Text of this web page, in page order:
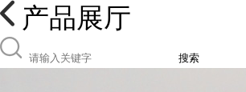
产品展厅
搜索